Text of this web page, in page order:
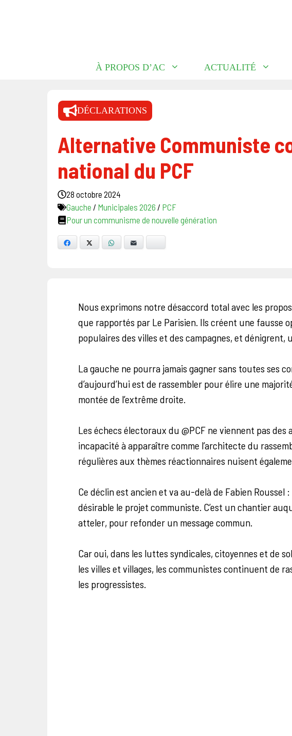
À PROPOS D’AC ACTUALITÉ
DÉCLARATIONS
Alternative Communiste
national du PCF
28 octobre 2024
Gauche / Municipales 2026 / PCF
Pour un communisme de nouvelle génération
Facebook WhatsApp
Nous exprimons notre désaccord total avec les
que rapportés par Le Parisien. Ils créent une fausse
populaires des villes et des campagnes, et dénigrent,
La gauche ne pourra jamais gagner sans toutes ses
d’aujourd’hui est de rassembler pour élire une
montée de l’extrême droite.
Les échecs électoraux du @PCF ne viennent pas des
incapacité à apparaître comme l’architecte du
régulières aux thèmes réactionnaires nuisent
Ce déclin est ancien et va au-delà de Fabien
désirable le projet communiste. C’est un chantier
atteler, pour refonder un message commun.
Car oui, dans les luttes syndicales, citoyennes et de
les villes et villages, les communistes continuent de
les progressistes.